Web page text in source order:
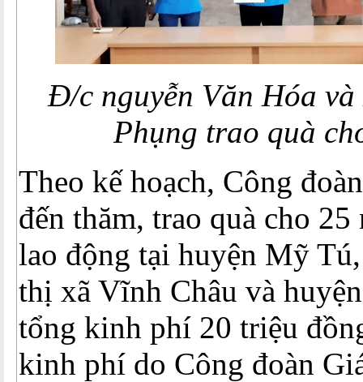
Đ/c nguyễn Văn Hóa
Phụng trao quà
Theo kế hoạch, Công
đến thăm, trao quà cho
lao động tại huyện Mỹ
thị xã Vĩnh Châu và
tổng kinh phí 20 triệu
kinh phí do Công đoàn